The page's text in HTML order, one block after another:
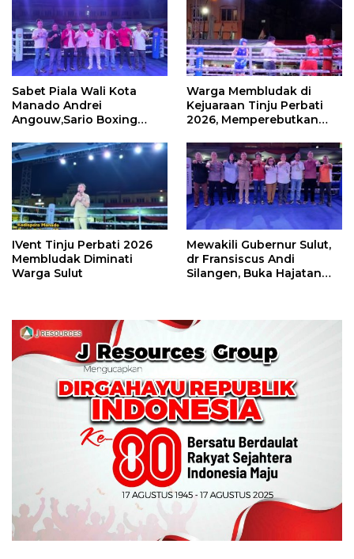
Sabet Piala Wali Kota
Manado Andrei
Angouw,Sario Boxing
Perbati 2026
Warga Membludak di
Kejuaraan Tinju Perbati
2026, Memperebutkan
IVent Tinju Perbati 2026
Membludak Diminati
Warga Sulut
Mewakili Gubernur Sulut,
dr Fransiscus Andi
Silangen, Buka Hajatan